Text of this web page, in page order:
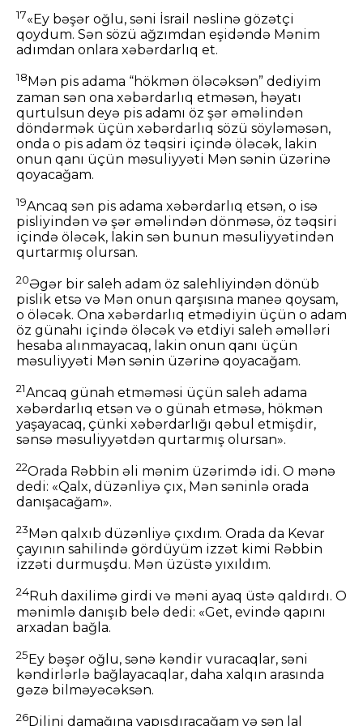
17«Ey bəşər oğlu, səni İsrail nəslinə gözətçi
qoydum. Sən sözü ağzımdan eşidəndə Mənim
adımdan onlara xəbərdarlıq et.
18 Mən pis adama “hökmən öləcəksən” dediyim
zaman sən ona xəbərdarlıq etməsən, həyatı
qurtulsun deyə pis adamı öz şər əməlindən
döndərmək üçün xəbərdarlıq sözü söyləməsən,
onda o pis adam öz təqsiri içində öləcək, lakin
onun qanı üçün məsuliyyəti Mən sənin üzərinə
qoyacağam.
19Ancaq sən pis adama xəbərdarlıq etsən, o isə
pisliyindən və şər əməlindən dönməsə, öz təqsiri
içində öləcək, lakin sən bunun məsuliyyətindən
qurtarmış olursan.
20Əgər bir saleh adam öz salehliyindən dönüb
pislik etsə və Mən onun qarşısına maneə qoysam,
o öləcək. Ona xəbərdarlıq etmədiyin üçün o adam
öz günahı içində öləcək və etdiyi saleh əməlləri
hesaba alınmayacaq, lakin onun qanı üçün
məsuliyyəti Mən sənin üzərinə qoyacağam.
21Ancaq günah etməməsi üçün saleh adama
xəbərdarlıq etsən və o günah etməsə, hökmən
yaşayacaq, çünki xəbərdarlığı qəbul etmişdir,
sənsə məsuliyyətdən qurtarmış olursan».
22Orada Rəbbin əli mənim üzərimdə idi. O mənə
dedi: «Qalx, düzənliyə çıx, Mən səninlə orada
danışacağam».
23 Mən qalxıb düzənliyə çıxdım. Orada da Kevar
çayının sahilində gördüyüm izzət kimi Rəbbin
izzəti durmuşdu. Mən üzüstə yıxıldım.
24Ruh daxilimə girdi və məni ayaq üstə qaldırdı. O
mənimlə danışıb belə dedi: «Get, evində qapını
arxadan bağla.
25Ey bəşər oğlu, sənə kəndir vuracaqlar, səni
kəndirlərlə bağlayacaqlar, daha xalqın arasında
gəzə bilməyəcəksən.
26Dilini damağına yapışdıracağam və sən lal